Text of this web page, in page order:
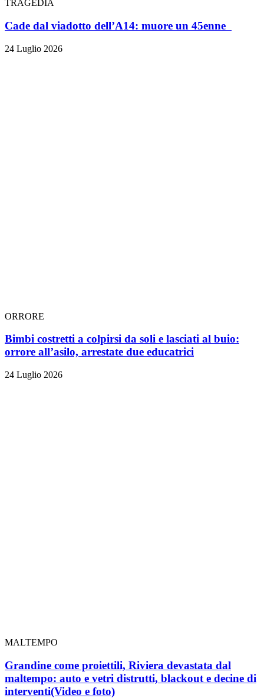
TRAGEDIA
Cade dal viadotto dell’A14: muore un 45enne
24 Luglio 2026
ORRORE
Bimbi costretti a colpirsi da soli e lasciati al buio:
orrore all’asilo, arrestate due educatrici
24 Luglio 2026
MALTEMPO
Grandine come proiettili, Riviera devastata dal
maltempo: auto e vetri distrutti, blackout e decine di
interventi(Video e foto)